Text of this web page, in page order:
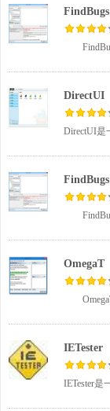
FindBugs
DirectUI
FindBugs
OmegaT
IETester